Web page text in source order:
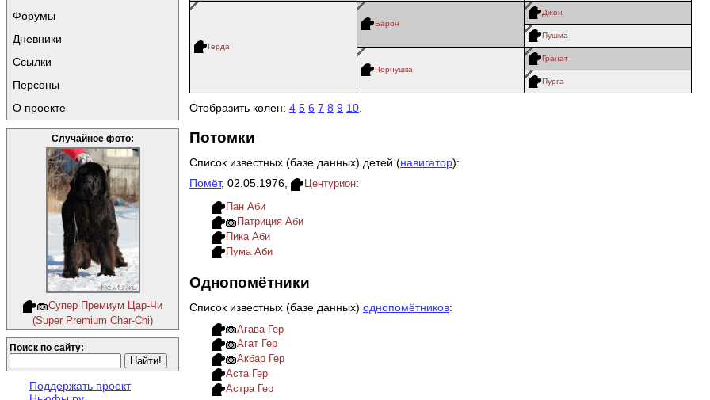
Форумы
Дневники
Ссылки
Персоны
О проекте
Случайное фото:
Супер Премиум Цар-Чи
(Super Premium Char-Chi)
Поиск по сайту:
Поддержать проект
Герда
Барон
Джон
Пушма
Чернушка
Гранат
Пурга
Отобразить колен: 4 5 6 7 8 9 10.
Потомки
Список известных (базе данных) детей (навигатор):
Помёт, 02.05.1976, Центурион:
Пан Аби
Патриция Аби
Пика Аби
Пума Аби
Однопомётники
Список известных (базе данных) однопомётников:
Агава Гер
Агат Гер
Акбар Гер
Аста Гер
Астра Гер